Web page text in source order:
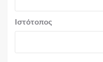
Ιστότοπος